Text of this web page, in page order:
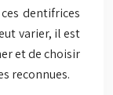
dentifrices
varier, il est
et de choisir
reconnues.